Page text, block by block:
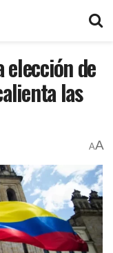
elección de
las
AA